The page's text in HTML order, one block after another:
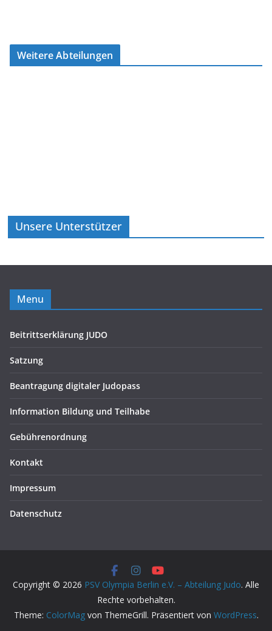
Weitere Abteilungen
Unsere Unterstützer
Menu
Beitrittserklärung JUDO
Satzung
Beantragung digitaler Judopass
Information Bildung und Teilhabe
Gebührenordnung
Kontakt
Impressum
Datenschutz
Copyright © 2026 PSV Olympia Berlin e.V. – Abteilung Judo. Alle
Rechte vorbehalten.
Theme: ColorMagvon ThemeGrill. Präsentiert von WordPress.